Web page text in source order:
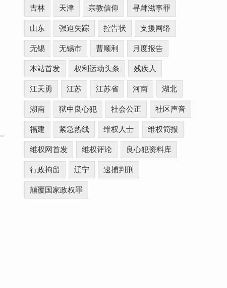
吉林 天津 宗教信仰 寻衅滋事罪
山东 强迫失踪 控告状 支援网络
无锡 无锡市 曹顺利 月度报告
本站首发 权利运动头条 残疾人
江天勇 江苏 江苏省 河南 湖北
湖南 狱中良心犯 社会公正 社区声音
福建 紧急热线 维权人士 维权简报
维权网首发 维权评论 良心犯资料库
行政拘留 辽宁 逮捕判刑
颠覆国家政权罪